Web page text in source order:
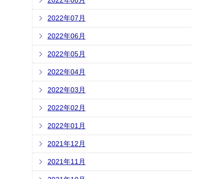
2022年07月
2022年06月
2022年05月
2022年04月
2022年03月
2022年02月
2022年01月
2021年12月
2021年11月